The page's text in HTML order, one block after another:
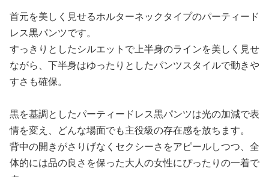
首元を美しく見せるホルターネックタイプのパーティード
レス黒パンツです。
すっきりとしたシルエットで上半身のラインを美しく見せ
ながら、下半身はゆったりとしたパンツスタイルで動きや
すさも確保。
黒を基調としたパーティードレス黒パンツは光の加減で表
情を変え、どんな場面でも主役級の存在感を放ちます。
背中の開きがさりげなくセクシーさをアピールしつつ、全
体的には品の良さを保った大人の女性にぴったりの一着で